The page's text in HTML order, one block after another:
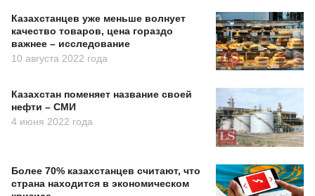
Казахстанцев уже меньше волнует
качество товаров, цена гораздо
важнее – исследование
10 августа 2022 года
Казахстан поменяет название своей
нефти – СМИ
4 июня 2022 года
Более 70% казахстанцев считают, что
страна находится в экономическом